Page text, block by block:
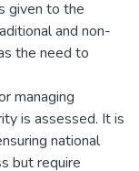
given to the
and non-
the need to
managing
is assessed. It is
national
but require